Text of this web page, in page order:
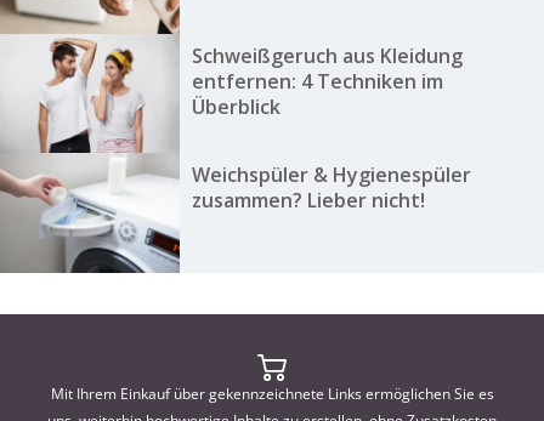
Schweißgeruch aus Kleidung
entfernen: 4 Techniken im
Überblick
Weichspüler & Hygienespüler
zusammen? Lieber nicht!
Mit Ihrem Einkauf über gekennzeichnete Links ermöglichen Sie es